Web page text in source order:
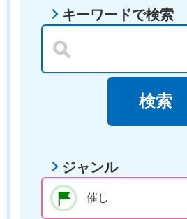
キーワードで検索
ジャンル
催し